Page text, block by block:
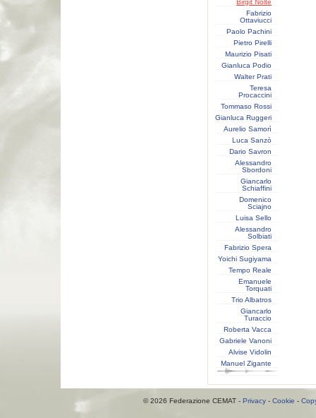
Birgit Nolte
Fabrizio
Ottaviucci
Paolo Pachini
Pietro Pirelli
Maurizio Pisati
Gianluca Podio
Walter Prati
Teresa
Procaccini
Tommaso Rossi
Gianluca Ruggeri
Aurelio Samorì
Luca Sanzò
Dario Savron
Alessandro
Sbordoni
Giancarlo
Schiaffini
Domenico
Sciajno
Luisa Sello
Alessandro
Solbiati
Fabrizio Spera
Yoichi Sugiyama
Tempo Reale
Emanuele
Torquati
Trio Albatros
Giancarlo
Turaccio
Roberta Vacca
Gabriele Vanoni
Alvise Vidolin
Manuel Zigante
© 2026 Federazione CEMAT - Privacy - Cookie -